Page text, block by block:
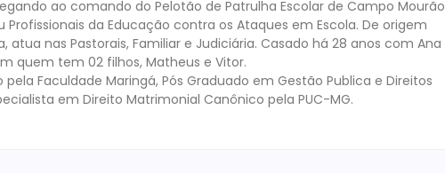
ao comando do Pelotão de Patrulha Escolar de Campo Mourão
da Educação contra os Ataques em Escola. De origem
nas Pastorais, Familiar e Judiciária. Casado há 28 anos com Ana
quem tem 02 filhos, Matheus e Vitor.
Faculdade Maringá, Pós Graduado em Gestão Publica e Direitos
em Direito Matrimonial Canônico pela PUC-MG.